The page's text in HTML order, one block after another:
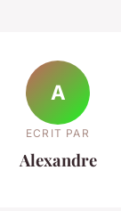
A
ECRIT PAR
Alexandre